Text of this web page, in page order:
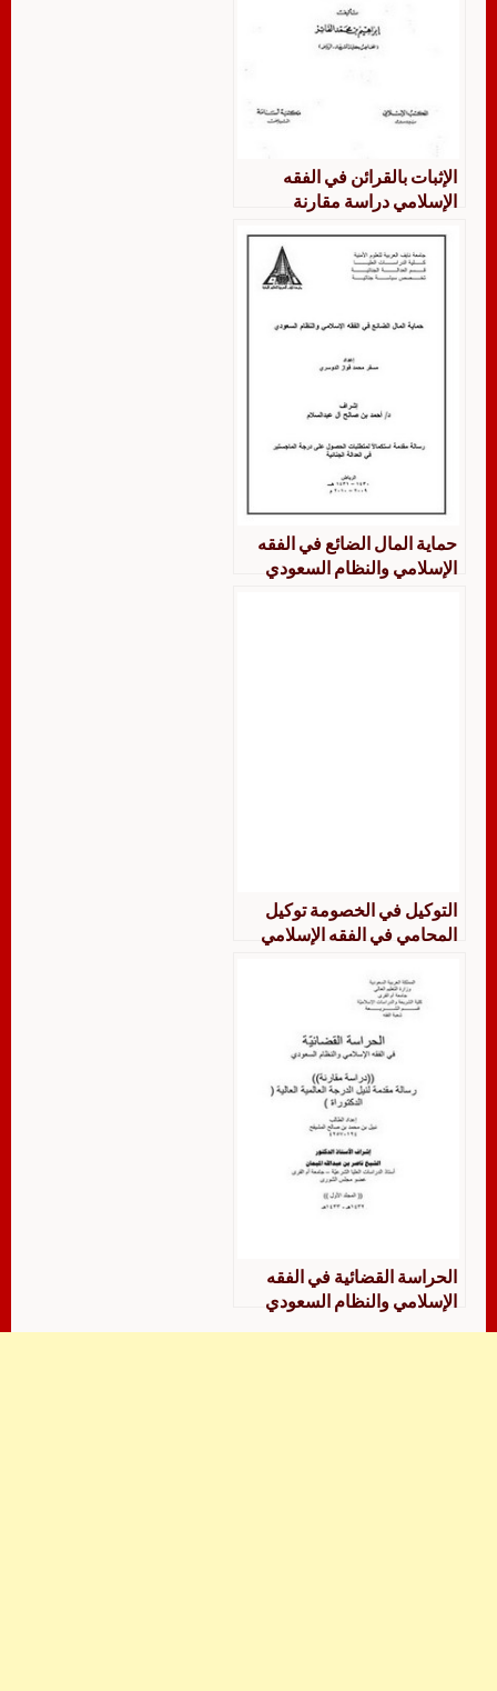
الإثبات بالقرائن في الفقه
الإسلامي دراسة مقارنة
حماية المال الضائع في الفقه
الإسلامي والنظام السعودي
التوكيل في الخصومة توكيل
المحامي في الفقه الإسلامي
الحراسة القضائیة في الفقه
الإسلامي والنظام السعودي